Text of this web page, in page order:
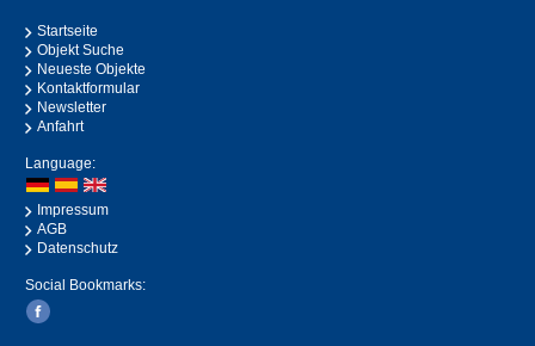
Startseite
Objekt Suche
Neueste Objekte
Kontaktformular
Newsletter
Anfahrt
Language:
Impressum
AGB
Datenschutz
Social Bookmarks: